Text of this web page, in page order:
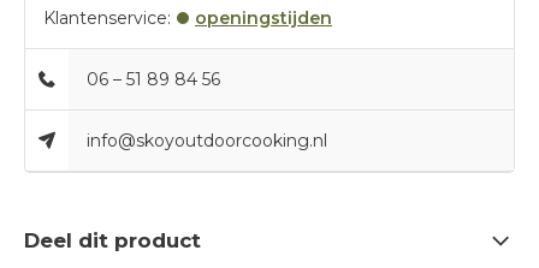
Klantenservice: openingstijden
06 – 51 89 84 56
info@skoyoutdoorcooking.nl
Deel dit product